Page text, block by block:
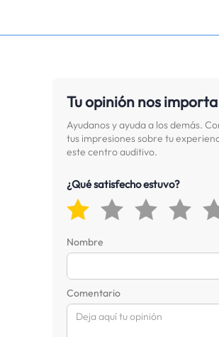
Tu opinión nos importa
Ayudanos y ayuda a los demás.
tus impresiones sobre tu
este centro auditivo.
¿Qué satisfecho estuvo?
Nombre
Comentario